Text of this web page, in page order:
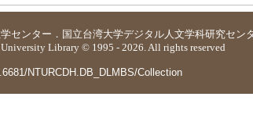
センター ． 国立台湾大学デジタル人文学科研究セン
Library © 1995 - 2026. All rights reserved
NTURCDH.DB_DLMBS/Collection